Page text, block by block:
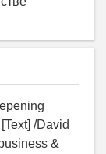
/David
&